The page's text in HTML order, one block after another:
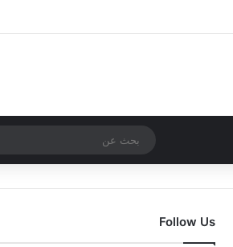
مقال عشوائي
Follow Us